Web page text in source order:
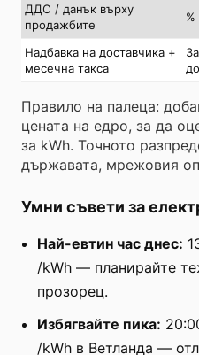
ДДС / данък върху
продажбите
Надбавка на доставчика +
месечна такса
Правило на палеца:
цената на едро, за да
за kWh. Точното
държавата, мрежовия
Умни съвети за
Най-евтин час днес:
/kWh — планирайте
прозорец.
Избягвайте пика:
/kWh в Ветланда —